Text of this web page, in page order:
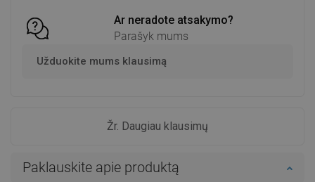
Ar neradote atsakymo?
Parašyk mums
Užduokite mums klausimą
Žr. Daugiau klausimų
Paklauskite apie produktą